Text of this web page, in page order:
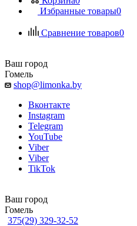
Избранные товары0
Сравнение товаров0
Ваш город
Гомель
shop@limonka.by
Вконтакте
Instagram
Telegram
YouTube
Viber
Viber
TikTok
Ваш город
Гомель
375(29) 329-32-52